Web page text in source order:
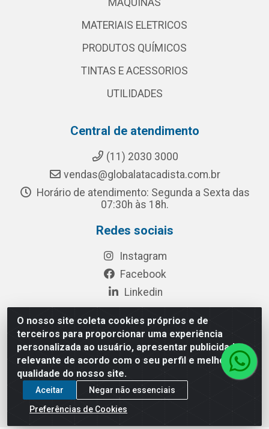
O nosso site coleta cookies próprios e de
terceiros para proporcionar uma experiência
personalizada ao usuário, apresentar publicidade
relevante de acordo com o seu perfil e melhorar a
qualidade do nosso site.
Aceitar
Negar não essenciais
Preferências de Cookies
MAQUINAS
MATERIAIS ELETRICOS
PRODUTOS QUÍMICOS
TINTAS E ACESSORIOS
UTILIDADES
Central de atendimento
(11) 2030 3000
vendas@globalatacadista.com.br
Horário de atendimento: Segunda a Sexta das
07:30h às 18h.
Redes sociais
Instagram
Facebook
Linkedin
Rua Chipuê, 117 - S. Miguel Paulista São Paulo/SP - CEP
08010-260- CNPJ: 03.010.739/0001-72